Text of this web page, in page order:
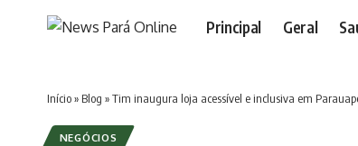
Principal Geral
Início» Blog »Tim inaugura loja acessível e inclusiva em
NEGÓCIOS